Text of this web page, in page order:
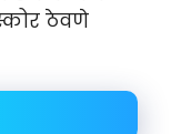
ठेवणे